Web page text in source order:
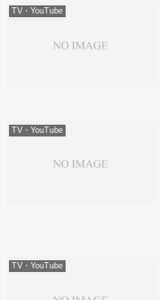
TV・YouTube
TV・YouTube
TV・YouTube